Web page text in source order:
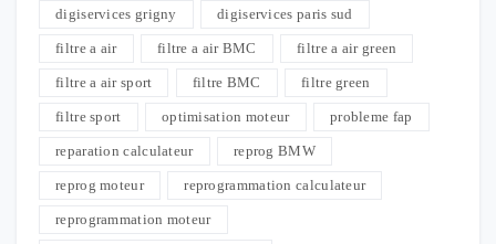
digiservices grigny digiservices paris sud
filtre a air filtre a air BMC filtre a air green
filtre a air sport filtre BMC filtre green
filtre sport optimisation moteur probleme fap
reparation calculateur reprog BMW
reprog moteur reprogrammation calculateur
reprogrammation moteur